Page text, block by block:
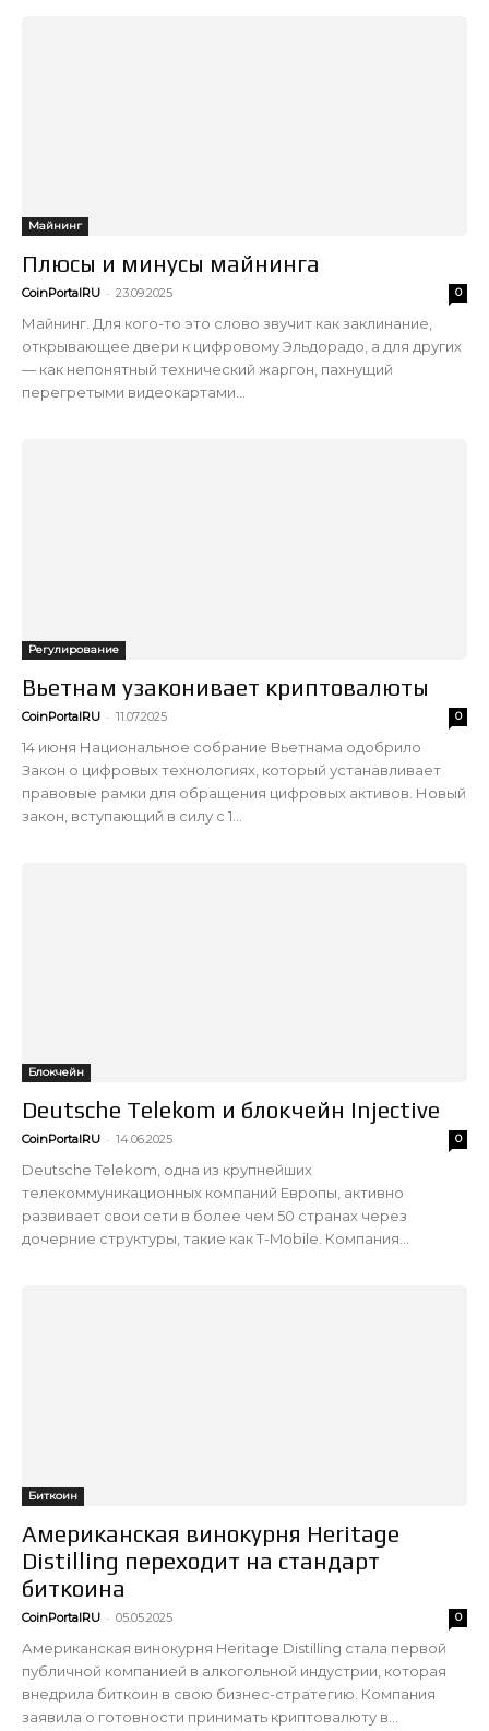
Майнинг
Плюсы и минусы майнинга
CoinPortalRU - 23.09.2025 0
Майнинг. Для кого-то это слово звучит как заклинание,
открывающее двери к цифровому Эльдорадо, а для других
— как непонятный технический жаргон, пахнущий
перегретыми видеокартами...
Регулирование
Вьетнам узаконивает криптовалюты
CoinPortalRU - 11.07.2025 0
14 июня Национальное собрание Вьетнама одобрило
Закон о цифровых технологиях, который устанавливает
правовые рамки для обращения цифровых активов. Новый
закон, вступающий в силу с 1...
Блокчейн
Deutsche Telekom и блокчейн Injective
CoinPortalRU - 14.06.2025 0
Deutsche Telekom, одна из крупнейших
телекоммуникационных компаний Европы, активно
развивает свои сети в более чем 50 странах через
дочерние структуры, такие как T-Mobile. Компания...
Биткоин
Американская винокурня Heritage
Distilling переходит на стандарт
биткоина
CoinPortalRU - 05.05.2025 0
Американская винокурня Heritage Distilling стала первой
публичной компанией в алкогольной индустрии, которая
внедрила биткоин в свою бизнес-стратегию. Компания
заявила о готовности принимать криптовалюту в...